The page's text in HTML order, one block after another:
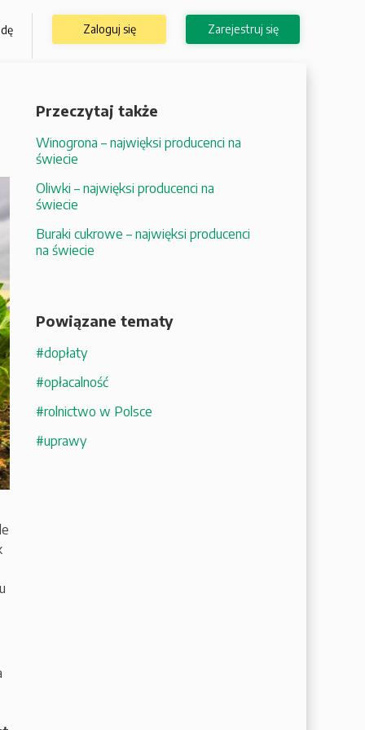
Zaloguj się Zarejestruj się
Przeczytaj także
Winogrona – najwięksi producenci na
świecie
Oliwki – najwięksi producenci na
świecie
Buraki cukrowe – najwięksi producenci
na świecie
Powiązane tematy
#dopłaty
#opłacalność
#rolnictwo w Polsce
#uprawy